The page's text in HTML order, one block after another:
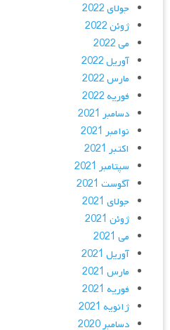
جولای 2022
ژوئن 2022
می 2022
آوریل 2022
مارس 2022
فوریه 2022
دسامبر 2021
نوامبر 2021
اکتبر 2021
سپتامبر 2021
آگوست 2021
جولای 2021
ژوئن 2021
می 2021
آوریل 2021
مارس 2021
فوریه 2021
ژانویه 2021
دسامبر 2020